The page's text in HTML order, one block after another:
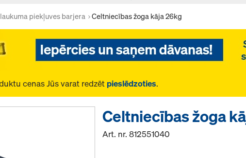
piekļuves barjera Celtniecības žoga kāja 26kg
cenas Jūs varat redzēt pieslēdzoties.
Celtniecības žoga
Art. nr.812551040